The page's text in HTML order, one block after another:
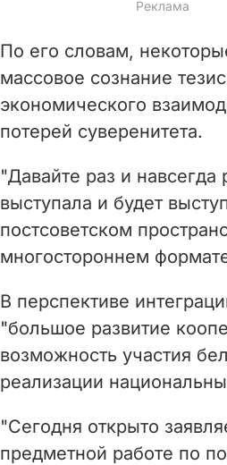
По его словам,
массовое сознание
экономического
потерей суверенитета.
"Давайте раз и
выступала и будет
постсоветском
многостороннем
В перспективе
"большое развитие
возможность участия
реализации
"Сегодня открыто
предметной работе по